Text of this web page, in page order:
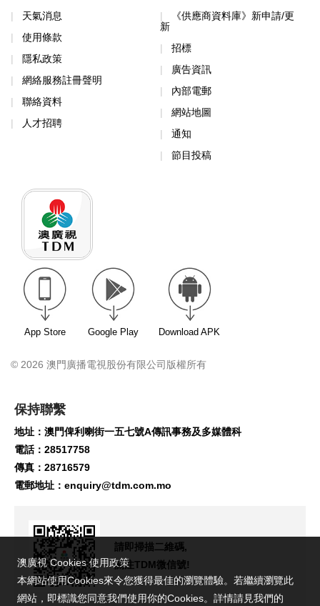
天氣消息
使用條款
隱私政策
網絡服務註冊聲明
聯絡資料
人才招聘
《供應商資料庫》新申請/更
新
招標
廣告資訊
內部電郵
網站地圖
通知
節目投稿
App Store Google Play Download APK
© 2026 澳門廣播電視股份有限公司版權所有
保持聯繫
地址：澳門俾利喇街一五七號A傳訊事務及多媒體科
電話：28517758
傳真：28716579
電郵地址： enquiry@tdm.com.mo
請即掃描二維碼,
關注TDM微信號!
澳廣視 Cookies 使用政策
本網站使用Cookies來令您獲得最佳的瀏覽體驗。若繼續瀏覽此
網站，即標識您同意我們使用你的Cookies。詳情請見我們的